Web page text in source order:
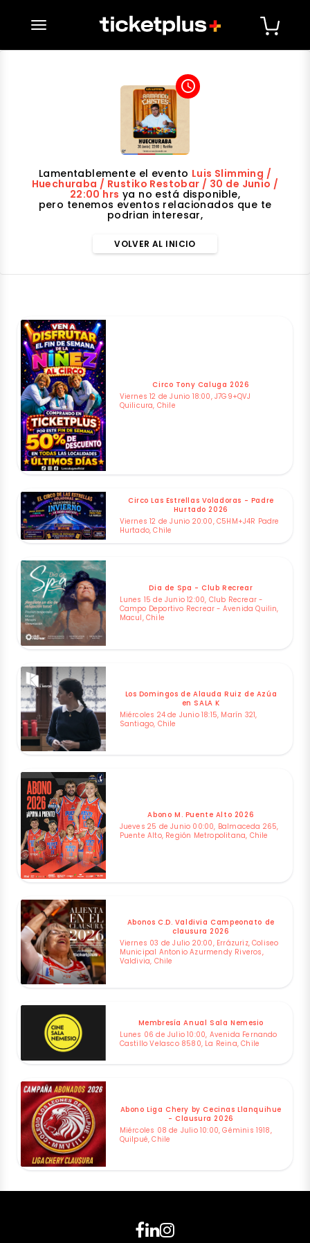
desplegar navegación
access_time
Lamentablemente el evento Luis Slimming /
Huechuraba / Rustiko Restobar / 30 de Junio /
22:00 hrs ya no está disponible,
pero tenemos eventos relacionados que te
podrian interesar,
VOLVER AL INICIO
Circo Tony Caluga 2026
Viernes 12 de Junio 18:00, J7G9+QVJ
Quilicura, Chile
Circo Las Estrellas Voladoras - Padre
Hurtado 2026
Viernes 12 de Junio 20:00, C5HM+J4R Padre
Hurtado, Chile
Dia de Spa - Club Recrear
Lunes 15 de Junio 12:00, Club Recrear -
Campo Deportivo Recrear - Avenida Quilin,
Macul, Chile
Los Domingos de Alauda Ruiz de Azúa
en SALA K
Miércoles 24 de Junio 18:15, Marín 321,
Santiago, Chile
Abono M. Puente Alto 2026
Jueves 25 de Junio 00:00, Balmaceda 265,
Puente Alto, Región Metropolitana, Chile
Abonos C.D. Valdivia Campeonato de
clausura 2026
Viernes 03 de Julio 20:00, Errázuriz, Coliseo
Municipal Antonio Azurmendy Riveros,
Valdivia, Chile
Membresía Anual Sala Nemesio
Lunes 06 de Julio 10:00, Avenida Fernando
Castillo Velasco 8580, La Reina, Chile
Abono Liga Chery by Cecinas Llanquihue
- Clausura 2026
Miércoles 08 de Julio 10:00, Géminis 1918,
Quilpué, Chile